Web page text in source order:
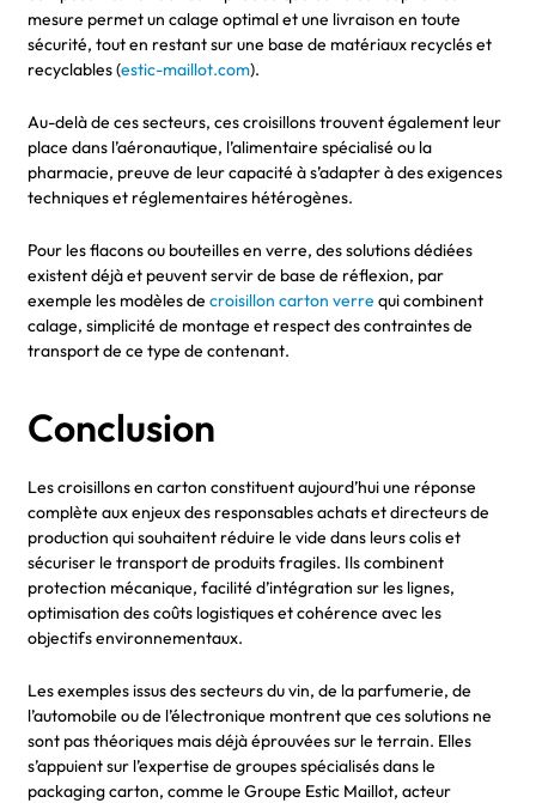
mesure permet un calage optimal et une livraison en toute
sécurité, tout en restant sur une base de matériaux recyclés et
recyclables (estic-maillot.com).
Au-delà de ces secteurs, ces croisillons trouvent également leur
place dans l’aéronautique, l’alimentaire spécialisé ou la
pharmacie, preuve de leur capacité à s’adapter à des exigences
techniques et réglementaires hétérogènes.
Pour les flacons ou bouteilles en verre, des solutions dédiées
existent déjà et peuvent servir de base de réflexion, par
exemple les modèles de croisillon carton verre qui combinent
calage, simplicité de montage et respect des contraintes de
transport de ce type de contenant.
Conclusion
Les croisillons en carton constituent aujourd’hui une réponse
complète aux enjeux des responsables achats et directeurs de
production qui souhaitent réduire le vide dans leurs colis et
sécuriser le transport de produits fragiles. Ils combinent
protection mécanique, facilité d’intégration sur les lignes,
optimisation des coûts logistiques et cohérence avec les
objectifs environnementaux.
Les exemples issus des secteurs du vin, de la parfumerie, de
l’automobile ou de l’électronique montrent que ces solutions ne
sont pas théoriques mais déjà éprouvées sur le terrain. Elles
s’appuient sur l’expertise de groupes spécialisés dans le
packaging carton, comme le Groupe Estic Maillot, acteur